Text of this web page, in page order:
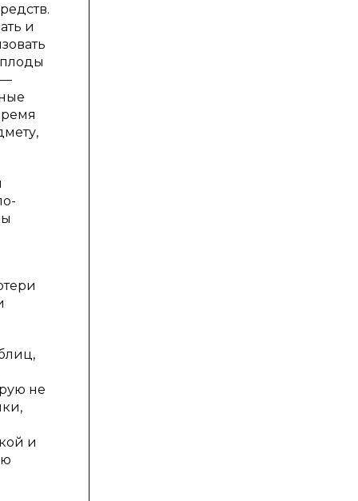
и
—
не
и